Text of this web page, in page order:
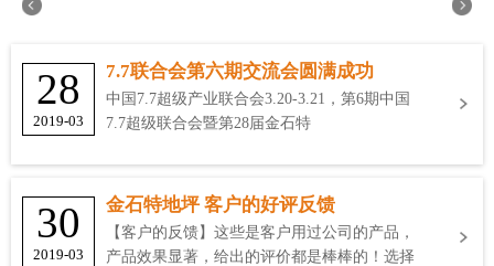
28
2019-03
7.7联合会第六期交流会圆满成功
中国7.7超级产业联合会3.20-3.21，第6期中国
7.7超级联合会暨第28届金石特
30
2019-03
金石特地坪 客户的好评反馈
【客户的反馈】这些是客户用过公司的产品，
产品效果显著，给出的评价都是棒棒的！选择